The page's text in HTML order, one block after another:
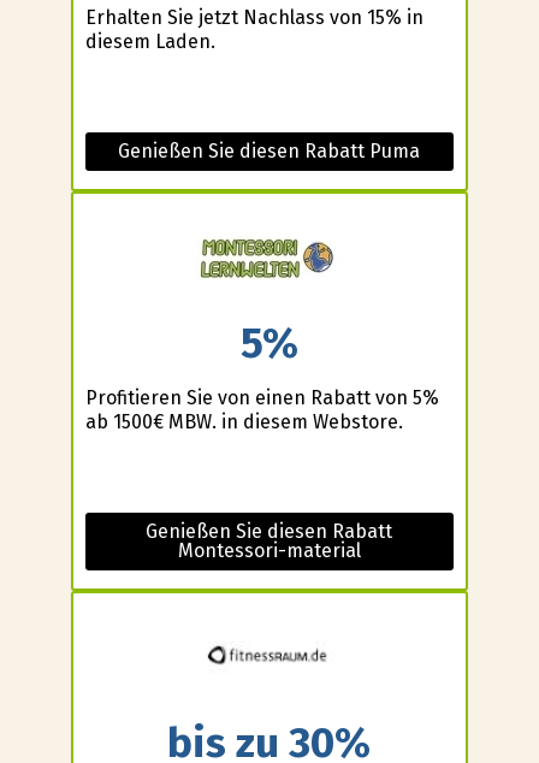
Erhalten Sie jetzt Nachlass von 15% in
diesem Laden.
Genießen Sie diesen Rabatt Puma
5%
Profitieren Sie von einen Rabatt von 5%
ab 1500€ MBW. in diesem Webstore.
Genießen Sie diesen Rabatt
Montessori-material
bis zu 30%